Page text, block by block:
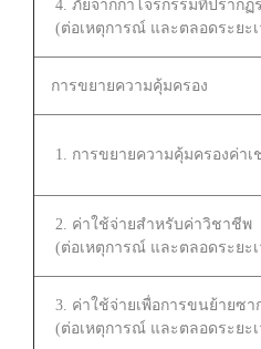
4. ภัยจากกาโจรกรรมที่ปรากฏ
(ต่อเหตุการณ์ และตลอดระยะ
การขยายความคุ้มครอง
1. การขยายความคุ้มครองค่า
2. ค่าใช้จ่ายสำหรับค่าวิชาชีพ
(ต่อเหตุการณ์ และตลอดระยะ
3. ค่าใช้จ่ายเพื่อการขนย้ายซ
(ต่อเหตุการณ์ และตลอดระยะ